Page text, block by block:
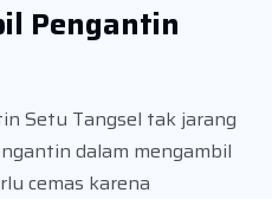
Pengantin
Setu Tangsel tak jarang
dalam mengambil
cemas karena